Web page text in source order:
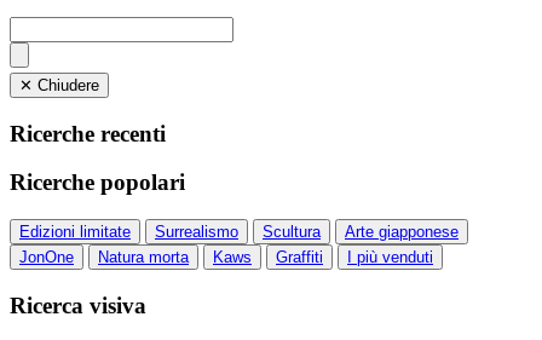
✕ Chiudere
Ricerche recenti
Ricerche popolari
Edizioni limitate Surrealismo Scultura
Arte giapponese
JonOne
Natura morta Kaws Graffiti I più venduti
Ricerca visiva